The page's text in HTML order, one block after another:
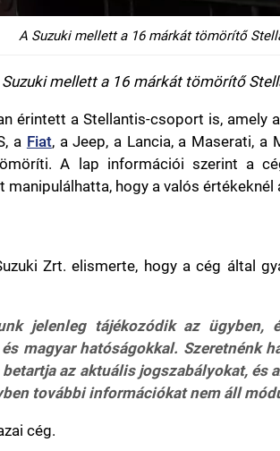
A Suzuki mellett a 16 márkát tömörítő
mellett a 16 márkát tömörítő
érintett a Stellantis-csoport is, amely
a Fiat, a Jeep, a Lancia, a Maserati, a
A lap információi szerint a
manipulálhatta, hogy a valós
Zrt. elismerte, hogy a cég által
jelenleg tájékozódik az
magyar hatóságokkal. Szeretnénk
betartja az aktuális jogszabályokat, és
további információkat nem áll
cég.